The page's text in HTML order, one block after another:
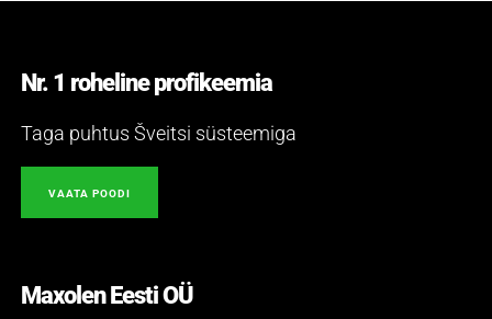
Nr. 1 roheline profikeemia
Taga puhtus Šveitsi süsteemiga
VAATA POODI
Maxolen Eesti OÜ